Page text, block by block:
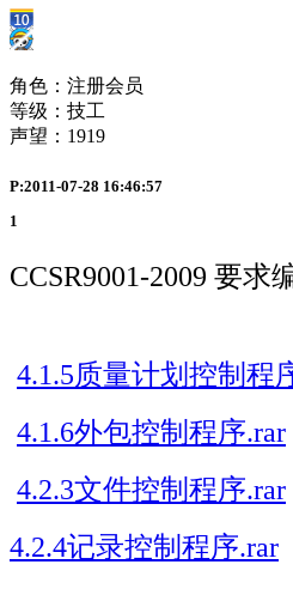
角色：注册会员
等级：技工
声望： 1919
P:2011-07-28 16:46:57
1
CCSR9001-2009 要求
4.1.5质量计划控制程
4.1.6外包控制程序.rar
4.2.3文件控制程序.rar
4.2.4记录控制程序.rar